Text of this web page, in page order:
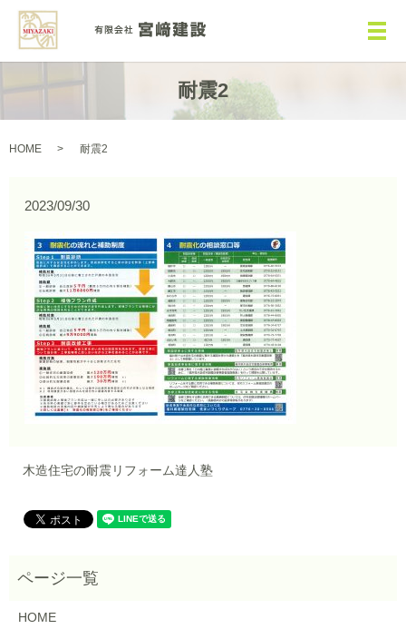
メ
耐震2
HOME 耐震2
2023/09/30
木造住宅の耐震リフォーム達人塾
HOME